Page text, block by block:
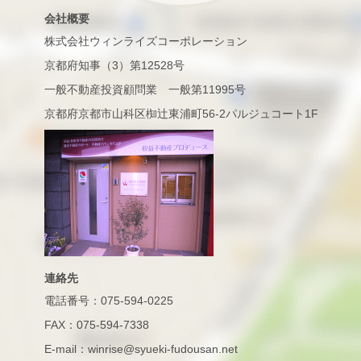
会社概要
株式会社ウィンライズコーポレーション
京都府知事（3）第12528号
一般不動産投資顧問業 一般第11995号
京都府京都市山科区椥辻東浦町56-2パルジュコート1F
連絡先
電話番号：075-594-0225
FAX：075-594-7338
E-mail：winrise@syueki-fudousan.net